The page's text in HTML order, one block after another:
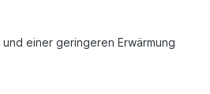
einer geringeren Erwärmung